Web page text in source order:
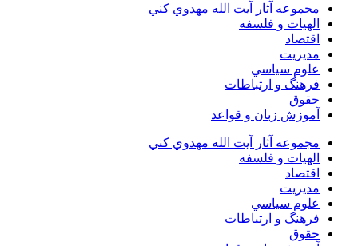
مجموعه آثار آيت الله مهدوي كني
الهیات و فلسفه
اقتصاد
مديريت
علوم سياسي
فرهنگ و ارتباطات
حقوق
آموزش زبان و قواعد
مجموعه آثار آيت الله مهدوي كني
الهیات و فلسفه
اقتصاد
مديريت
علوم سياسي
فرهنگ و ارتباطات
حقوق